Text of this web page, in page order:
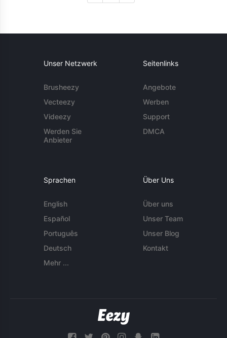
Unser Netzwerk
Brusheezy
Vecteezy
Videezy
Werden Sie
Anbieter
Seitenlinks
Angebote
Werben
Support
DMCA
Sprachen
English
Español
Português
Deutsch
Mehr ...
Über Uns
Über uns
Unser Team
Unser Blog
Kontakt